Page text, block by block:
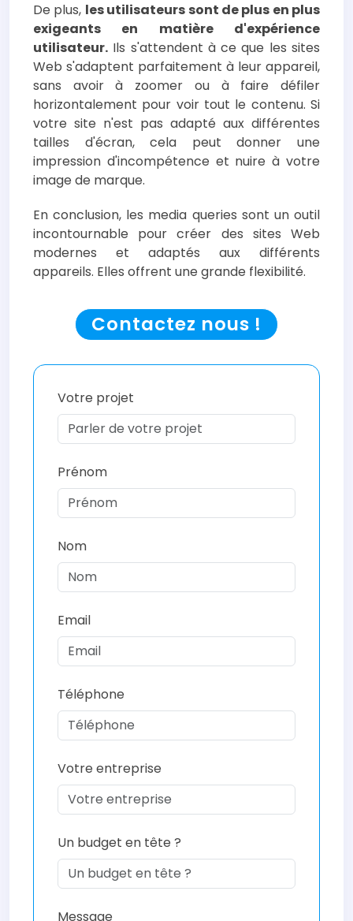
De plus, les utilisateurs sont de plus en plus
exigeants en matière d'expérience
utilisateur. Ils s'attendent à ce que les sites
Web s'adaptent parfaitement à leur appareil,
sans avoir à zoomer ou à faire défiler
horizontalement pour voir tout le contenu. Si
votre site n'est pas adapté aux différentes
tailles d'écran, cela peut donner une
impression d'incompétence et nuire à votre
image de marque.
En conclusion, les media queries sont un outil
incontournable pour créer des sites Web
modernes et adaptés aux différents
appareils. Elles offrent une grande flexibilité.
Contactez nous !
Votre projet
Prénom
Nom
Email
Téléphone
Votre entreprise
Un budget en tête ?
Message